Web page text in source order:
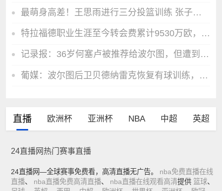
最萌身高差！王思雨进行三分投篮训练 张子宇进行防守干扰
特拉福德职业生涯至今转会费累计9530万欧，创造门将历史纪录
记录报：36岁何塞卢被推荐给波尔图，但遭到波尔图管理层拒绝
葡媒：波尔图后卫贝德纳雷克恢复有球训练，有望赶上葡超赛季首战
直播 欧洲杯 亚洲杯 NBA 中超 英超
24直播网热门赛事直播
24直播网—全球赛事免费看，高清直播无广告。 nba免费直播在线
直播、 nba直播免费高清直播、 nba直播在线观看高清提供 篮球、